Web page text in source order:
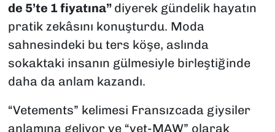
de 5’te 1 fiyatına” diyerek gündelik hayatın
pratik zekâsını konuşturdu. Moda
sahnesindeki bu ters köşe, aslında
sokaktaki insanın gülmesiyle birleştiğinde
daha da anlam kazandı.
“Vetements” kelimesi Fransızcada giysiler
anlamına geliyor ve “vet-MAW” olarak